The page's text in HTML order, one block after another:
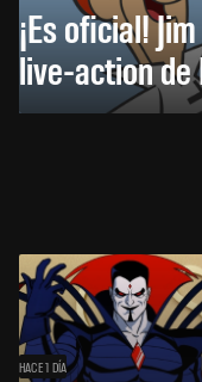
¡Es oficial!
live-action de
HACE 1 DÍA